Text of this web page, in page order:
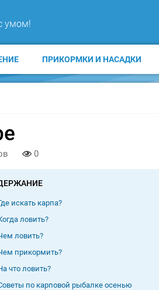
умом!
ПРИКОРМКИ И НАСАДКИ
0
искать карпа?
ловить?
ловить?
прикормить?
что ловить?
по карповой рыбалке осенью